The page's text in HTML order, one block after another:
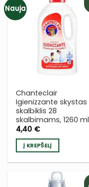
Nauja
Chanteclair
Igienizzante skystas
skalbiklis 28
skalbimams, 1260 ml
4,40 €
Į KREPŠELĮ